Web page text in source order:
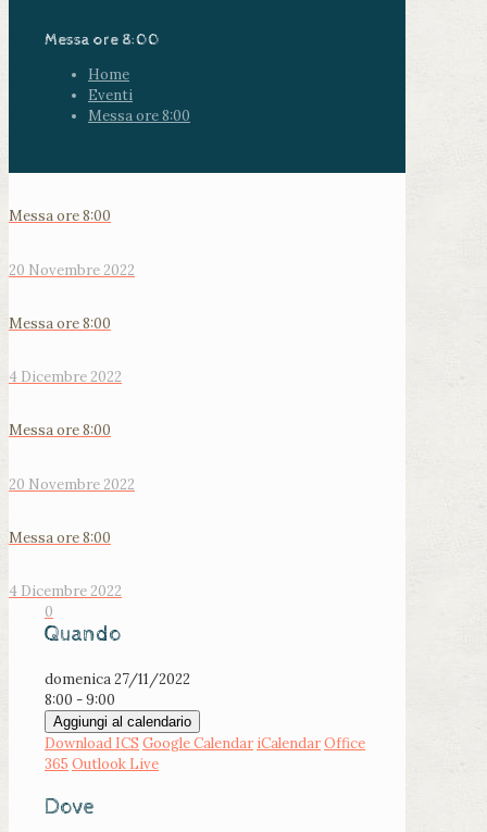
Messa ore 8:00
Home
Eventi
Messa ore 8:00
Messa ore 8:00
20 Novembre 2022
Messa ore 8:00
4 Dicembre 2022
Messa ore 8:00
20 Novembre 2022
Messa ore 8:00
4 Dicembre 2022
0
Quando
domenica 27/11/2022
8:00 - 9:00
Aggiungi al calendario
Download ICS Google Calendar iCalendarOffice
365 Outlook Live
Dove